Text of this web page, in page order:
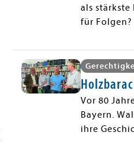
als stärkste
für Folgen?
Vor 80
Bayern.
ihre